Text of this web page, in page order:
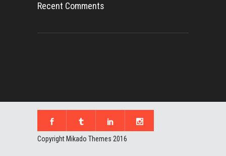
Recent Comments
Copyright Mikado Themes 2016